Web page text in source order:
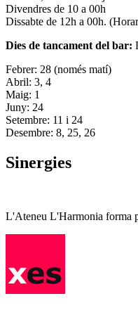
Divendres de 10 a 00h
Dissabte de 12h a 00h.
Dies de tancament del bar:
Febrer: 28 (només matí)
Abril: 3, 4
Maig: 1
Juny: 24
Setembre: 11 i 24
Desembre: 8, 25, 26
Sinergies
L'Ateneu L'Harmonia forma